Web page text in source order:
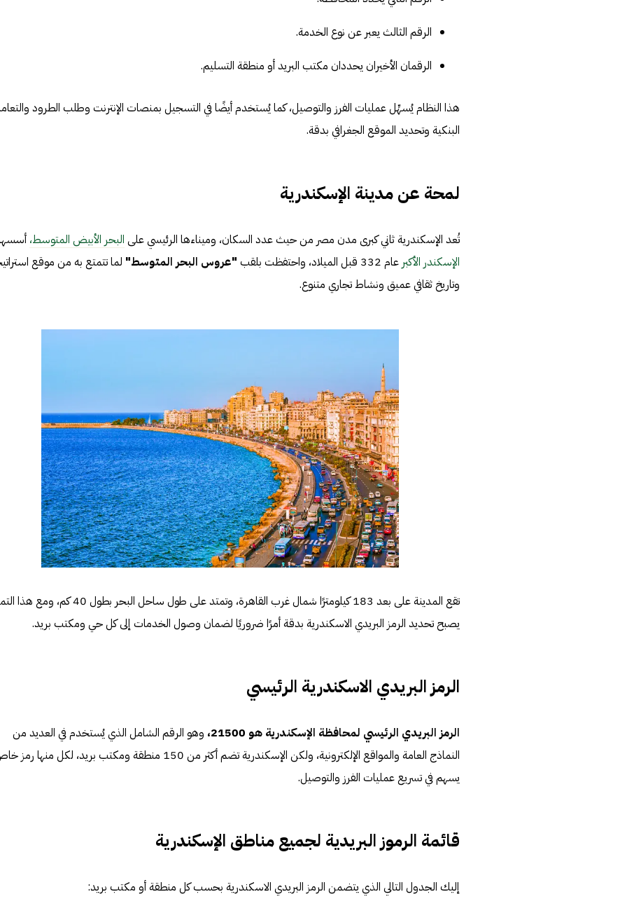
الرقم الثالث يعبر عن نوع الخدمة.
الرقمان الأخيران يحددان مكتب البريد أو منطقة التسليم.
هذا النظام يُسهِّل عمليات الفرز والتوصيل، كما يُستخدم أيضًا في التسجيل بمنصات الإنترنت وطلب الطرود
البنكية وتحديد الموقع الجغرافي بدقة.
لمحة عن مدينة الإسكندرية
تُعد الإسكندرية ثاني كبرى مدن مصر من حيث عدد السكان، وميناءها الرئيسي على البحر الأبيض المتوسط،
الإسكندر الأكبر عام 332 قبل الميلاد، واحتفظت بلقب "عروس البحر المتوسط" لما تتمتع به من موقع
وتاريخ ثقافي عميق ونشاط تجاري متنوع.
تقع المدينة على بعد 183 كيلومترًا شمال غرب القاهرة، وتمتد على طول ساحل البحر بطول
يصبح تحديد الرمز البريدي الاسكندرية بدقة أمرًا ضروريًا لضمان وصول الخدمات إلى كل حي ومكتب بريد.
الرمز البريدي الاسكندرية الرئيسي
الرمز البريدي الرئيسي لمحافظة الإسكندرية هو 21500،
وهو الرقم الشامل الذي يُستخدم في العديد من
النماذج العامة والمواقع الإلكترونية، ولكن الإسكندرية تضم أكثر من 150 منطقة ومكتب بريد، لكل منها
يسهم في تسريع عمليات الفرز والتوصيل.
قائمة الرموز البريدية لجميع مناطق الإسكندرية
إليك الجدول التالي الذي يتضمن الرمز البريدي الاسكندرية بحسب كل منطقة أو مكتب بريد: